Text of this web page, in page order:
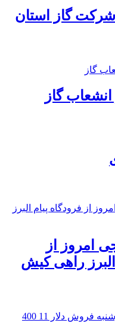
شرکت گاز استان
گاز
امروز از
البرز راهی کیش